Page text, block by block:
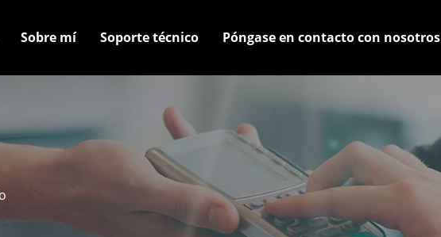
Sobre mí Soporte técnico Póngase en contacto con nosotros